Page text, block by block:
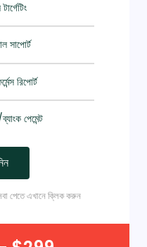
সাপোর্ট
রিপোর্ট
ব্যাংক পেমেন্ট
পেতে এখানে ক্লিক করুন